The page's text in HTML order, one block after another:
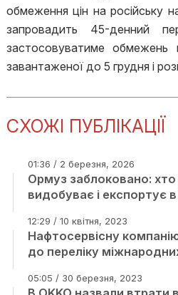
обмеження цін на російську
запровадить 45-денний
застосовуватиме
завантаженої до 5 грудня і
СХОЖІ ПУБЛІКАЦІЇ
01:36 / 2 березня, 2026
Ормуз заблоковано: хто
видобуває і експортує в
12:29 / 10 квітня, 2023
Нафтосервісну
до переліку
05:05 / 30 березня, 2023